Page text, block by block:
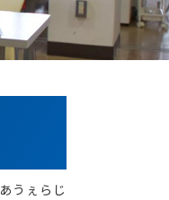
うぇらじ